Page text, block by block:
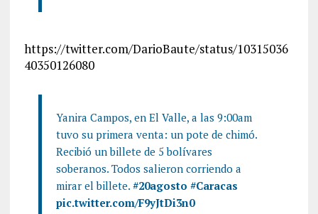
https://twitter.com/DarioBaute/status/10315036
40350126080
Yanira Campos, en El Valle, a las 9:00am
tuvo su primera venta: un pote de chimó.
Recibió un billete de 5 bolívares
soberanos. Todos salieron corriendo a
mirar el billete. #20agosto #Caracas
pic.twitter.com/F9yJtDi3n0